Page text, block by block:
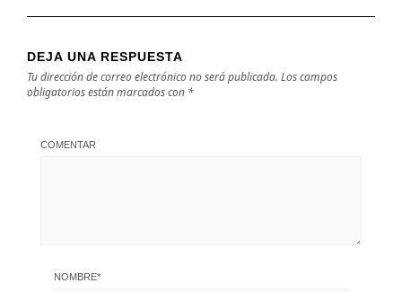
DEJA UNA RESPUESTA
Tu dirección de correo electrónico no será publicada. Los campos
obligatorios están marcados con *
COMENTAR
NOMBRE*